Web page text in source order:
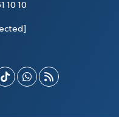
10 10